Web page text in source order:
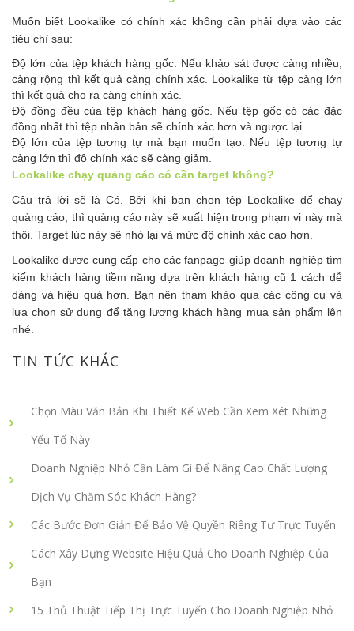
Muốn biết Lookalike có chính xác không cần phải dựa vào các
tiêu chí sau:
Độ lớn của tệp khách hàng gốc. Nếu khảo sát được càng nhiều,
càng rộng thì kết quả càng chính xác. Lookalike từ tệp càng lớn
thì kết quả cho ra càng chính xác.
Độ đồng đều của tệp khách hàng gốc. Nếu tệp gốc có các đặc
đồng nhất thì tệp nhân bản sẽ chính xác hơn và ngược lại.
Độ lớn của tệp tương tự mà bạn muốn tạo. Nếu tệp tương tự
càng lớn thì độ chính xác sẽ càng giảm.
Lookalike chạy quảng cáo có cần target không?
Câu trả lời sẽ là Có. Bởi khi bạn chọn tệp Lookalike để chạy
quảng cáo, thì quảng cáo này sẽ xuất hiện trong phạm vi này mà
thôi. Target lúc này sẽ nhỏ lại và mức độ chính xác cao hơn.
Lookalike được cung cấp cho các fanpage giúp doanh nghiệp tìm
kiếm khách hàng tiềm năng dựa trên khách hàng cũ 1 cách dễ
dàng và hiệu quả hơn. Bạn nên tham khảo qua các công cụ và
lựa chọn sử dụng để tăng lượng khách hàng mua sản phẩm lên
nhé.
TIN TỨC KHÁC
Chọn Màu Văn Bản Khi Thiết Kế Web Cần Xem Xét Những
Yếu Tố Này
Doanh Nghiệp Nhỏ Cần Làm Gì Để Nâng Cao Chất Lượng
Dịch Vụ Chăm Sóc Khách Hàng?
Các Bước Đơn Giản Để Bảo Vệ Quyền Riêng Tư Trực Tuyến
Cách Xây Dựng Website Hiệu Quả Cho Doanh Nghiệp Của
Bạn
15 Thủ Thuật Tiếp Thị Trực Tuyến Cho Doanh Nghiệp Nhỏ